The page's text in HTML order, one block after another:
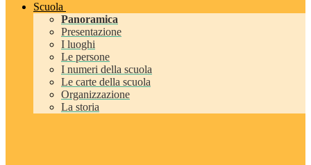
Scuola
Panoramica
Presentazione
I luoghi
Le persone
I numeri della scuola
Le carte della scuola
Organizzazione
La storia